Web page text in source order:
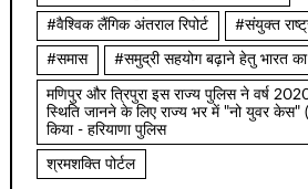
#वैश्विक लैंगिक अंतराल रिपोर्ट #संयुक्त
#समास #समुद्री सहयोग बढ़ाने हेतु भारत
मणिपुर और त्रिपुरा इस राज्य पुलिस ने वर्ष
स्थिति जानने के लिए राज्य भर में "नो युवर
किया - हरियाणा पुलिस
श्रमशक्ति पोर्टल